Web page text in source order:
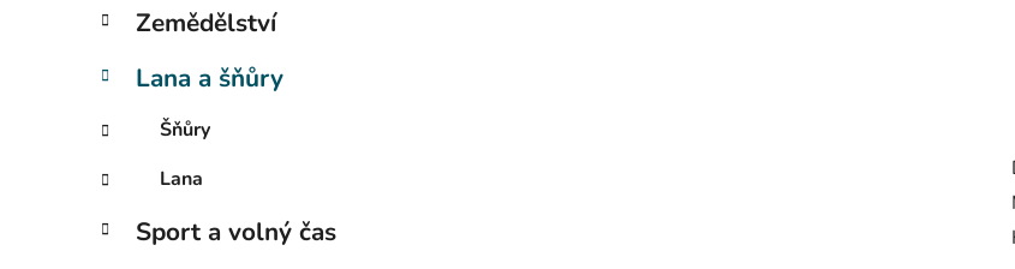
p
n
l
Zemědělství
Lana a šňůry
Šňůry
Lana
Sport a volný čas